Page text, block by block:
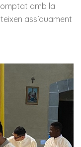
amb la
assíduament